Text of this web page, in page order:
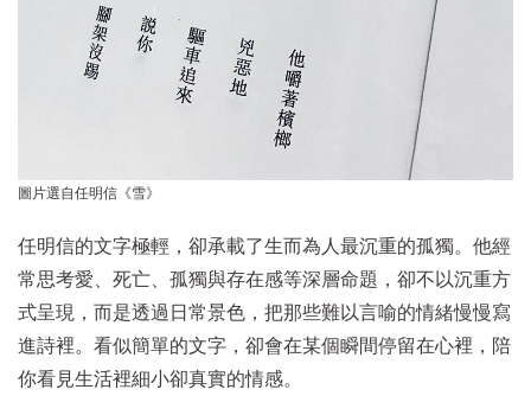
圖片選自任明信《雪》
任明信的文字極輕，卻承載了生而為人最沉重的孤獨。他經
常思考愛、死亡、孤獨與存在感等深層命題，卻不以沉重方
式呈現，而是透過日常景色，把那些難以言喻的情緒慢慢寫
進詩裡。看似簡單的文字，卻會在某個瞬間停留在心裡，陪
你看見生活裡細小卻真實的情感。